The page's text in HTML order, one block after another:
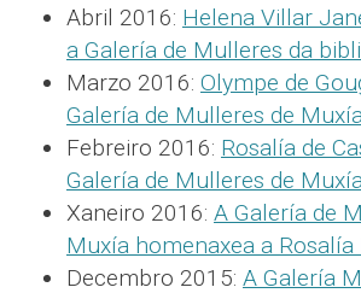
Abril 2016: Helena Villar
a Galería de Mulleres da
Marzo 2016: Olympe de
Galería de Mulleres de
Febreiro 2016: Rosalía de
Galería de Mulleres de
Xaneiro 2016: A Galería de
Muxía homenaxea a Rosalía
Decembro 2015: A Galería